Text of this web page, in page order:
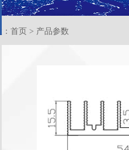
：首页 > 产品参数